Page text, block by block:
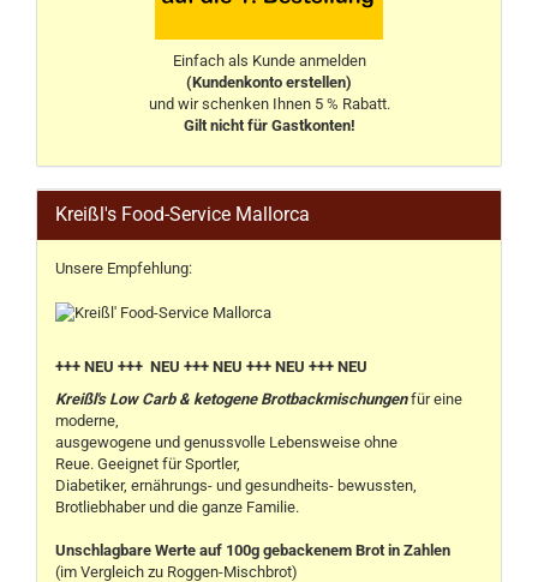
Einfach als Kunde anmelden
(Kundenkonto erstellen)
und wir schenken Ihnen 5 % Rabatt.
Gilt nicht für Gastkonten!
Kreißl's Food-Service Mallorca
Unsere Empfehlung:
+++ NEU +++ NEU +++ NEU +++ NEU +++ NEU
Kreißl's Low Carb & ketogene Brotbackmischungenfür eine
moderne,
ausgewogene und genussvolle Lebensweise ohne
Reue. Geeignet für Sportler,
Diabetiker, ernährungs- und gesundheits- bewussten,
Brotliebhaber und die ganze Familie.
Unschlagbare Werte auf 100g gebackenem Brot in Zahlen
(im Vergleich zu Roggen-Mischbrot)